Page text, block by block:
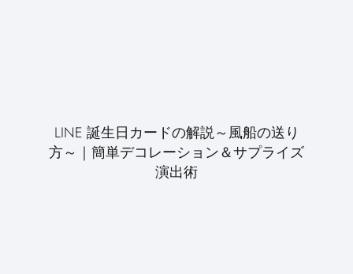
LINE 誕生日カードの解説～風船の送り
方～｜簡単デコレーション＆サプライズ
演出術